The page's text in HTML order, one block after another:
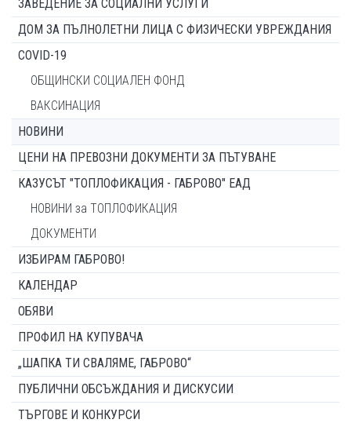
ЗАВЕДЕНИЕ ЗА СОЦИАЛНИ УСЛУГИ
ДОМ ЗА ПЪЛНОЛЕТНИ ЛИЦА С ФИЗИЧЕСКИ УВРЕЖДАНИЯ
COVID-19
ОБЩИНСКИ СОЦИАЛЕН ФОНД
ВАКСИНАЦИЯ
НОВИНИ
ЦЕНИ НА ПРЕВОЗНИ ДОКУМЕНТИ ЗА ПЪТУВАНЕ
КАЗУСЪТ "ТОПЛОФИКАЦИЯ - ГАБРОВО" ЕАД
НОВИНИ за ТОПЛОФИКАЦИЯ
ДОКУМЕНТИ
ИЗБИРАМ ГАБРОВО!
КАЛЕНДАР
ОБЯВИ
ПРОФИЛ НА КУПУВАЧА
„ШАПКА ТИ СВАЛЯМЕ, ГАБРОВО“
ПУБЛИЧНИ ОБСЪЖДАНИЯ И ДИСКУСИИ
ТЪРГОВЕ И КОНКУРСИ